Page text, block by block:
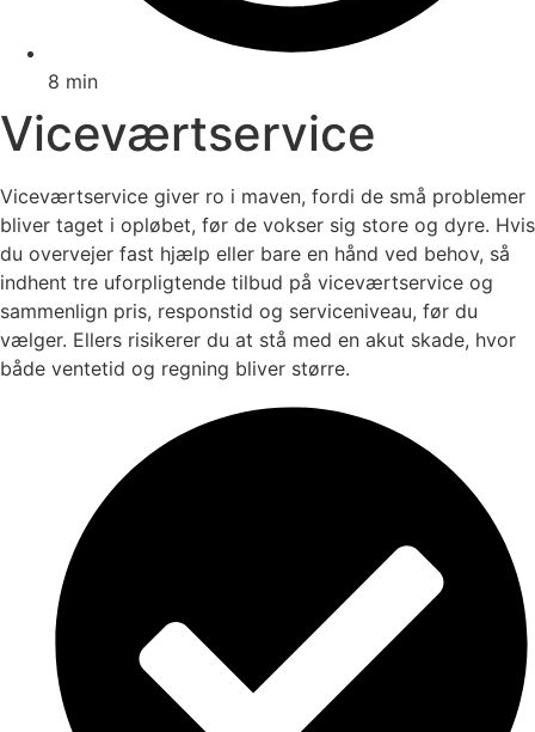
8 min
Viceværtservice
Viceværtservice giver ro i maven, fordi de små problemer
bliver taget i opløbet, før de vokser sig store og dyre. Hvis
du overvejer fast hjælp eller bare en hånd ved behov, så
indhent tre uforpligtende tilbud på viceværtservice og
sammenlign pris, responstid og serviceniveau, før du
vælger. Ellers risikerer du at stå med en akut skade, hvor
både ventetid og regning bliver større.